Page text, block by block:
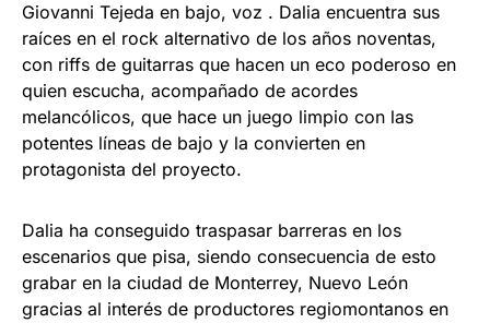
Giovanni Tejeda en bajo, voz . Dalia encuentra sus
raíces en el rock alternativo de los años noventas,
con riffs de guitarras que hacen un eco poderoso en
quien escucha, acompañado de acordes
melancólicos, que hace un juego limpio con las
potentes líneas de bajo y la convierten en
protagonista del proyecto.
Dalia ha conseguido traspasar barreras en los
escenarios que pisa, siendo consecuencia de esto
grabar en la ciudad de Monterrey, Nuevo León
gracias al interés de productores regiomontanos en